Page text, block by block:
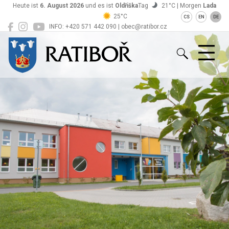
INFO: +420 571 442 090 | obec@ratibor.cz
Heute ist 6. August 2026 und es ist OldřiškaTag 21°C | Morgen Lada
25°C
CS EN DE
Ratiboř